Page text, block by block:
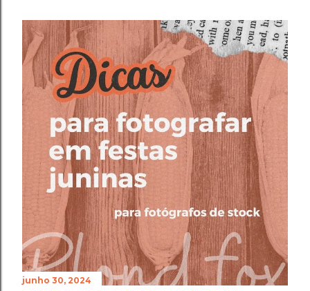
junho 30, 2024